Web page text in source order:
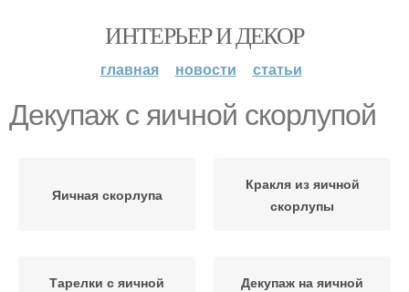
ИНТЕРЬЕР И ДЕКОР
главная новости статьи
Декупаж с яичной скорлупой
Яичная скорлупа
Кракля из яичной
скорлупы
Тарелки с яичной
Декупаж на яичной